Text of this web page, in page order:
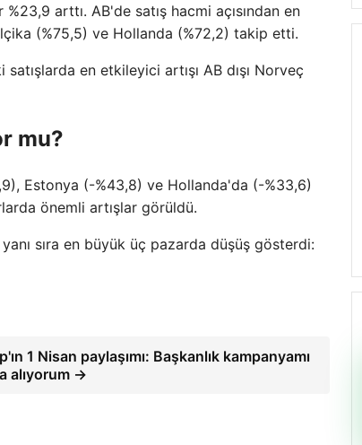
arttı. AB'de satış hacmi açısından en
(%75,5) ve Hollanda (%72,2) takip etti.
en etkileyici artışı AB dışı Norveç
mu?
Estonya (-%43,8) ve Hollanda'da (-%33,6)
önemli artışlar görüldü.
sıra en büyük üç pazarda düşüş gösterdi:
1 Nisan paylaşımı: Başkanlık kampanyamı
alıyorum →